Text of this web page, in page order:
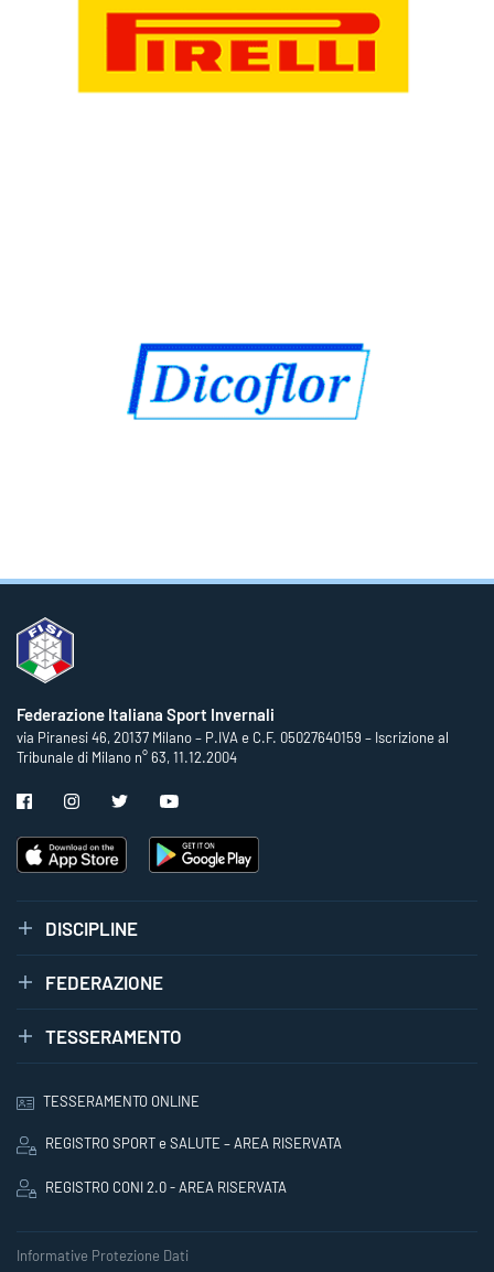
Federazione Italiana Sport Invernali
via Piranesi 46, 20137 Milano – P.IVA e C.F. 05027640159 – Iscrizione al
Tribunale di Milano n° 63, 11.12.2004
DISCIPLINE
FEDERAZIONE
TESSERAMENTO
TESSERAMENTO ONLINE
REGISTRO SPORT e SALUTE – AREA RISERVATA
REGISTRO CONI 2.0 - AREA RISERVATA
Informative Protezione Dati